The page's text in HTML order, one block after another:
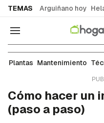
TEMAS Arguiñano hoy
Navegación
Técnicas
Plantas Mantenimiento
Cómo hacer un
(paso a paso)